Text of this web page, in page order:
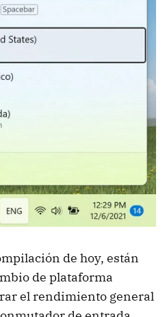
de hoy, están
de plataforma
el rendimiento general